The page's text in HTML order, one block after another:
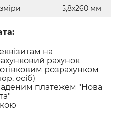
5,8х260 мм
на
рахунок
розрахунком
осіб)
платежем "Нова